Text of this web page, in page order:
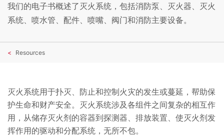
我们的电子书概述了灭火系统，包括消防泵、灭火器、灭火
系统、喷水管、配件、喷嘴、阀门和消防主要设备。
Resources
灭火系统用于扑灭、防止和控制火灾的发生或蔓延，帮助保
护生命和财产安全。灭火系统涉及各组件之间复杂的相互作
用，从储存灭火剂的容器到探测器、排放装置、使灭火剂发
挥作用的驱动和分配系统，无所不包。